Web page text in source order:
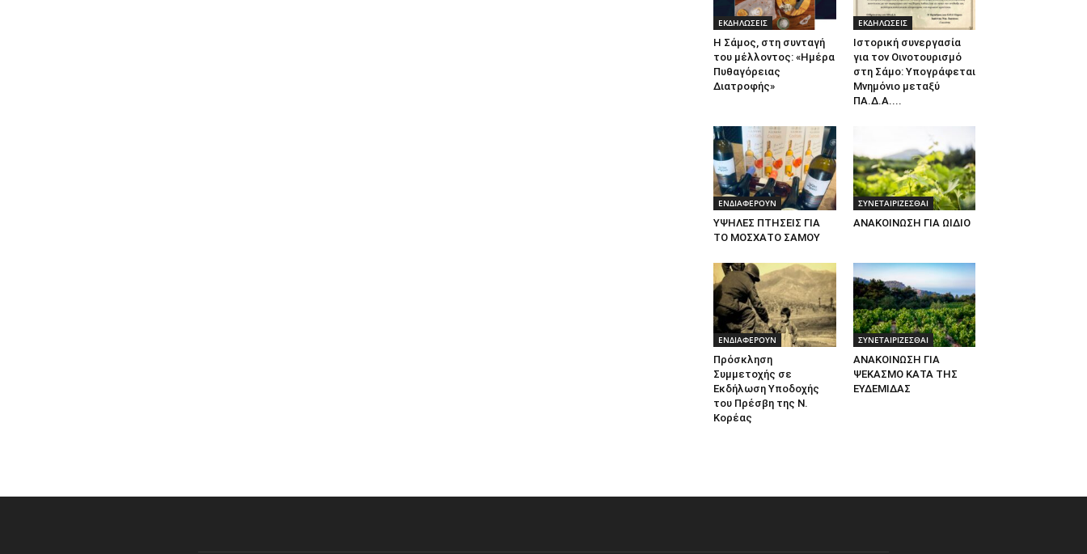
ΕΚΔΗΛΩΣΕΙΣ
Η Σάμος, στη συνταγή
του μέλλοντος: «Ημέρα
Πυθαγόρειας
Διατροφής»
ΕΚΔΗΛΩΣΕΙΣ
Ιστορική συνεργασία
για τον Οινοτουρισμό
στη Σάμο: Υπογράφεται
Μνημόνιο μεταξύ
ΠΑ.Δ.Α....
ΕΝΔΙΑΦΕΡΟΥΝ
ΥΨΗΛΕΣ ΠΤΗΣΕΙΣ ΓΙΑ
ΤΟ ΜΟΣΧΑΤΟ ΣΑΜΟΥ
ΣΥΝΕΤΑΙΡΙΖΕΣΘΑΙ
ΑΝΑΚΟΙΝΩΣΗ ΓΙΑ ΩΙΔΙΟ
ΕΝΔΙΑΦΕΡΟΥΝ
Πρόσκληση
Συμμετοχής σε
Εκδήλωση Υποδοχής
του Πρέσβη της Ν.
Κορέας
ΣΥΝΕΤΑΙΡΙΖΕΣΘΑΙ
ΑΝΑΚΟΙΝΩΣΗ ΓΙΑ
ΨΕΚΑΣΜΟ ΚΑΤΑ ΤΗΣ
ΕΥΔΕΜΙΔΑΣ